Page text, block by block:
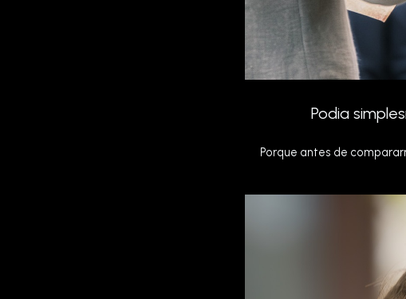
Podia
Porque antes de